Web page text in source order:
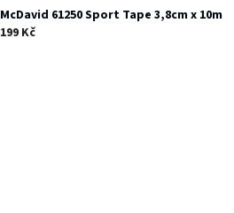
McDavid 61250 Sport Tape 3,8cm x 10m
199 Kč